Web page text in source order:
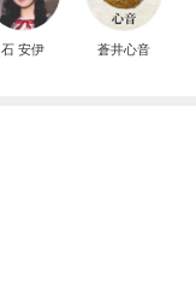
石 安伊 蒼井心音